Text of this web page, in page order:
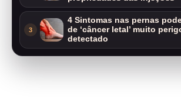
3
4 Sintomas nas pernas
de ‘câncer letal’ muito
detectado